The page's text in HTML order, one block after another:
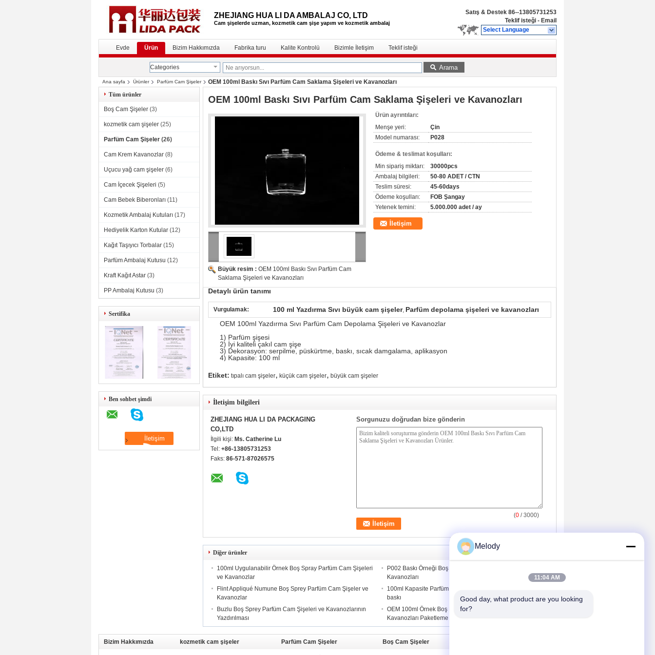
ZHEJIANG HUA LI DA AMBALAJ CO, LTD
Cam şişelerde uzman, kozmetik cam şişe yapım ve kozmetik ambalaj
Satış & Destek 86--13805731253
Teklif isteği - Email
Select Language
Evde Ürün Bizim Hakkımızda Fabrika turu Kalite Kontrolü Bizimle İletişim Teklif isteği
Categories Arama
Ana sayfa Ürünler Parfüm Cam Şişeler
OEM 100ml Baskı Sıvı Parfüm Cam Saklama Şişeleri ve Kavanozları
Tüm ürünler
Boş Cam Şişeler (3)
kozmetik cam şişeler (25)
Parfüm Cam Şişeler (26)
Cam Krem Kavanozlar (8)
Uçucu yağ cam şişeler (6)
Cam İçecek Şişeleri (5)
Cam Bebek Biberonları (11)
Kozmetik Ambalaj Kutuları (17)
Hediyelik Karton Kutular (12)
Kağıt Taşıyıcı Torbalar (15)
Parfüm Ambalaj Kutusu (12)
Kraft Kağıt Astar (3)
PP Ambalaj Kutusu (3)
Sertifika
Ben sohbet şimdi
OEM 100ml Baskı Sıvı Parfüm Cam Saklama Şişeleri ve Kavanozları
Büyük resim : OEM 100ml Baskı Sıvı Parfüm Cam
Saklama Şişeleri ve Kavanozları
Ürün ayrıntıları:
Menşe yeri:
Çin
Model numarası:
P028
Ödeme & teslimat koşulları:
Min sipariş miktarı:
30000pcs
Ambalaj bilgileri:
50-80 ADET / CTN
Teslim süresi:
45-60days
Ödeme koşulları:
FOB Şangay
Yetenek temini:
5.000.000 adet / ay
İletişim
Detaylı ürün tanımı
Vurgulamak: 100 ml Yazdırma Sıvı büyük cam şişeler, Parfüm depolama şişeleri ve kavanozları
OEM 100ml Yazdırma Sıvı Parfüm Cam Depolama Şişeleri ve Kavanozlar
1) Parfüm şişesi
2) İyi kaliteli çakıl cam şişe
3) Dekorasyon: serpilme, püskürtme, baskı, sıcak damgalama, aplikasyon
4) Kapasite: 100 ml
Etiket: tıpalı cam şişeler, küçük cam şişeler, büyük cam şişeler
İletişim bilgileri
ZHEJIANG HUA LI DA PACKAGING
CO,LTD
İlgili kişi: Ms. Catherine Lu
Tel: +86-13805731253
Faks: 86-571-87026575
Sorgunuzu doğrudan bize gönderin
(0 / 3000)
Diğer ürünler
100ml Uygulanabilir Örnek Boş Spray Parfüm Cam Şişeleri
ve Kavanozlar
P002 Baskı Örneği Boş Spray Parfüm Cam Şişeleri ve
Kavanozları
Flint Appliqué Numune Boş Sprey Parfüm Cam Şişeler ve
Kavanozlar
100ml Kapasite Parfüm Cam Şişesi Dondurma püskürtme
baskı
Buzlu Boş Sprey Parfüm Cam Şişeleri ve Kavanozlarının
Yazdırılması
OEM 100ml Örnek Boş Parfüm Cam Şişeleri Ve
Kavanozları Paketleme
Bizim Hakkımızda kozmetik cam şişeler Parfüm Cam Şişeler Boş Cam Şişeler
Melody
11:04 AM
Good day, what product are you looking
for?